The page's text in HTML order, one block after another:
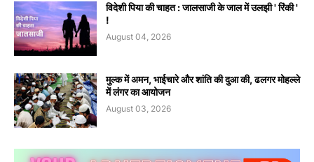
विदेशी पिया की चाहत : जालसाजी के जाल में उलझी ' रिंकी '
!
August 04, 2026
मुल्क में अमन, भाईचारे और शांति की दुआ की, ढलगर मोहल्ले
में लंगर का आयोजन
August 03, 2026